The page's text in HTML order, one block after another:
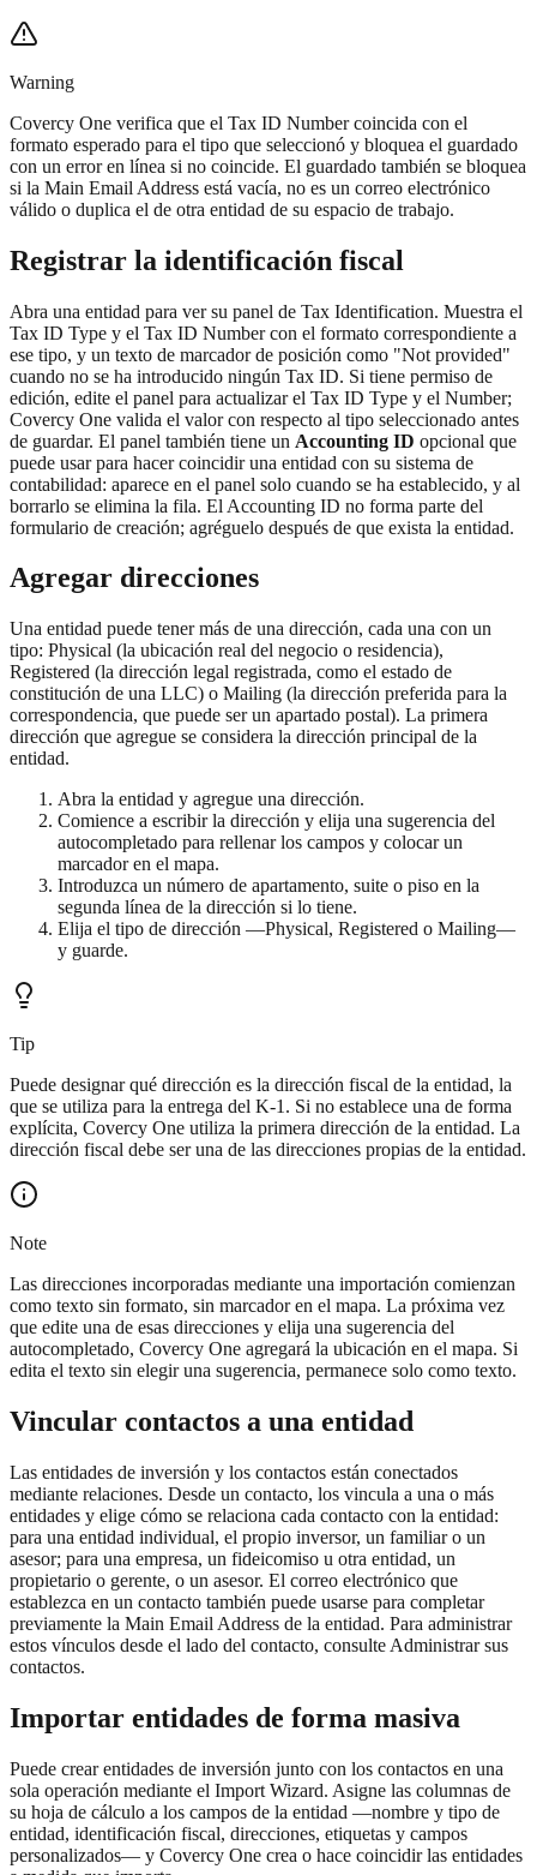
Warning
Covercy One verifica que el Tax ID Number coincida con el
formato esperado para el tipo que seleccionó y bloquea el guardado
con un error en línea si no coincide. El guardado también se bloquea
si la Main Email Address está vacía, no es un correo electrónico
válido o duplica el de otra entidad de su espacio de trabajo.
Registrar la identificación fiscal
Abra una entidad para ver su panel de Tax Identification. Muestra el
Tax ID Type y el Tax ID Number con el formato correspondiente a
ese tipo, y un texto de marcador de posición como "Not provided"
cuando no se ha introducido ningún Tax ID. Si tiene permiso de
edición, edite el panel para actualizar el Tax ID Type y el Number;
Covercy One valida el valor con respecto al tipo seleccionado antes
de guardar. El panel también tiene un Accounting ID opcional que
puede usar para hacer coincidir una entidad con su sistema de
contabilidad: aparece en el panel solo cuando se ha establecido, y al
borrarlo se elimina la fila. El Accounting ID no forma parte del
formulario de creación; agréguelo después de que exista la entidad.
Agregar direcciones
Una entidad puede tener más de una dirección, cada una con un
tipo: Physical (la ubicación real del negocio o residencia),
Registered (la dirección legal registrada, como el estado de
constitución de una LLC) o Mailing (la dirección preferida para la
correspondencia, que puede ser un apartado postal). La primera
dirección que agregue se considera la dirección principal de la
entidad.
Abra la entidad y agregue una dirección.
Comience a escribir la dirección y elija una sugerencia del
autocompletado para rellenar los campos y colocar un
marcador en el mapa.
Introduzca un número de apartamento, suite o piso en la
segunda línea de la dirección si lo tiene.
Elija el tipo de dirección —Physical, Registered o Mailing—
y guarde.
Tip
Puede designar qué dirección es la dirección fiscal de la entidad, la
que se utiliza para la entrega del K-1. Si no establece una de forma
explícita, Covercy One utiliza la primera dirección de la entidad. La
dirección fiscal debe ser una de las direcciones propias de la entidad.
Note
Las direcciones incorporadas mediante una importación comienzan
como texto sin formato, sin marcador en el mapa. La próxima vez
que edite una de esas direcciones y elija una sugerencia del
autocompletado, Covercy One agregará la ubicación en el mapa. Si
edita el texto sin elegir una sugerencia, permanece solo como texto.
Vincular contactos a una entidad
Las entidades de inversión y los contactos están conectados
mediante relaciones. Desde un contacto, los vincula a una o más
entidades y elige cómo se relaciona cada contacto con la entidad:
para una entidad individual, el propio inversor, un familiar o un
asesor; para una empresa, un fideicomiso u otra entidad, un
propietario o gerente, o un asesor. El correo electrónico que
establezca en un contacto también puede usarse para completar
previamente la Main Email Address de la entidad. Para administrar
estos vínculos desde el lado del contacto, consulte Administrar sus
contactos.
Importar entidades de forma masiva
Puede crear entidades de inversión junto con los contactos en una
sola operación mediante el Import Wizard. Asigne las columnas de
su hoja de cálculo a los campos de la entidad —nombre y tipo de
entidad, identificación fiscal, direcciones, etiquetas y campos
personalizados— y Covercy One crea o hace coincidir las entidades